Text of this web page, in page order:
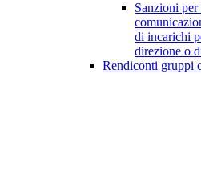
Sanzioni per
di incarichi
direzione o
Rendiconti gruppi